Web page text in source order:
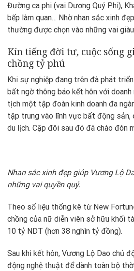
Đường ca phi (vai Dương Quý Phi),
bếp làm quan… Nhờ nhan sắc xinh
thường được chọn vào những vai
Kín tiếng đời tư, cuộc sống
chồng tỷ phú
Khi sự nghiệp đang trên đà phát
bất ngờ thông báo kết hôn với doanh
tịch một tập đoàn kinh doanh đa
tập trung vào lĩnh vực bất động sản,
du lịch. Cặp đôi sau đó đã chào đón
Nhan sắc xinh đẹp giúp Vương Lộ
những vai quyền quý.
Theo số liệu thống kê từ New
chồng của nữ diễn viên sở hữu khối
10 tỷ NDT (hơn 38 nghìn tỷ đồng).
Sau khi kết hôn, Vương Lộ Dao chủ
động nghệ thuật để dành toàn bộ